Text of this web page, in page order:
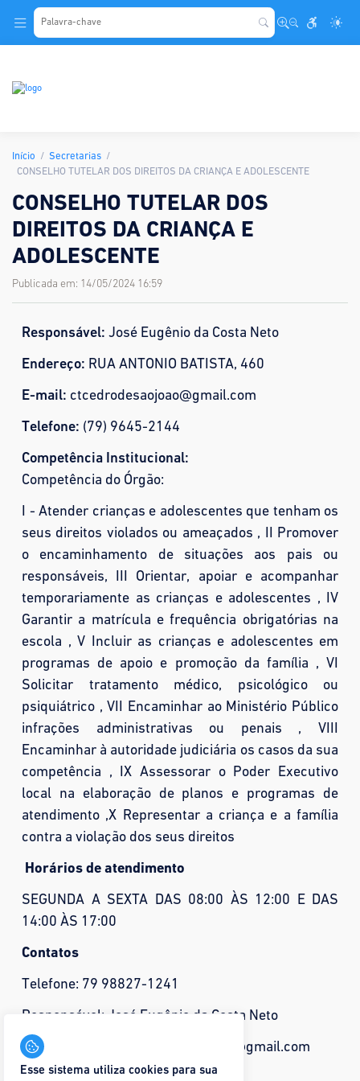
Início
Secretarias
CONSELHO TUTELAR DOS DIREITOS DA CRIANÇA E ADOLESCENTE
CONSELHO TUTELAR DOS
DIREITOS DA CRIANÇA E
ADOLESCENTE
Publicada em: 14/05/2024 16:59
Responsável: José Eugênio da Costa Neto
Endereço: RUA ANTONIO BATISTA, 460
E-mail: ctcedrodesaojoao@gmail.com
Telefone: (79) 9645-2144
Competência Institucional:
Competência do Órgão:
I - Atender crianças e adolescentes que tenham os
seus direitos violados ou ameaçados , II Promover
o encaminhamento de situações aos pais ou
responsáveis, III Orientar, apoiar e acompanhar
temporariamente as crianças e adolescentes , IV
Garantir a matrícula e frequência obrigatórias na
escola , V Incluir as crianças e adolescentes em
programas de apoio e promoção da família , VI
Solicitar tratamento médico, psicológico ou
psiquiátrico , VII Encaminhar ao Ministério Público
infrações administrativas ou penais , VIII
Encaminhar à autoridade judiciária os casos da sua
competência , IX Assessorar o Poder Executivo
local na elaboração de planos e programas de
atendimento ,X Representar a criança e a família
contra a violação dos seus direitos
Horários de atendimento
SEGUNDA A SEXTA DAS 08:00 ÀS 12:00 E DAS
14:00 ÀS 17:00
Contatos
Telefone: 79 98827-1241
Responsável: José Eugênio da Costa Neto
E-mail do e-SIC: ctcedrodesaojoao@gmail.com
Esse sistema utiliza cookies para sua